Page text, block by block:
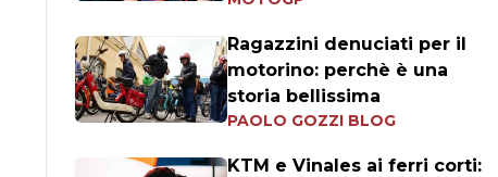
Ragazzini denuciati per il
motorino: perchè è una
storia bellissima
PAOLO GOZZI BLOG
KTM e Vinales ai ferri corti: